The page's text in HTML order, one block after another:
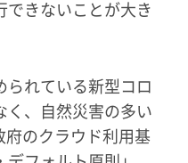
できないことが大き
られている新型コロ
く、自然災害の多い
府のクラウド利用基